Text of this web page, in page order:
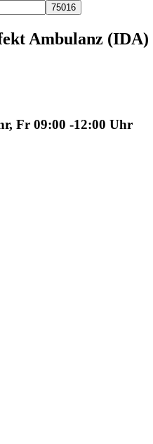
Ambulanz (IDA)
Fr 09:00 -12:00 Uhr